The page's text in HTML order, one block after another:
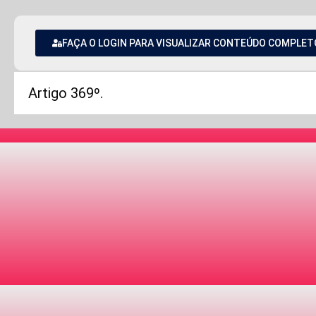
FAÇA O LOGIN PARA VISUALIZAR CONTEÚDO
Artigo 369º.